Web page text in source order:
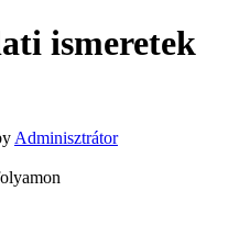
ismeretek
Adminisztrátor